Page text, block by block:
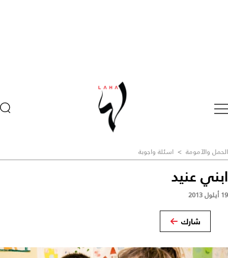
الحمل والآمومة > اسئلة واجوبة
ابني عنيد
19 أيلول 2013
شارك